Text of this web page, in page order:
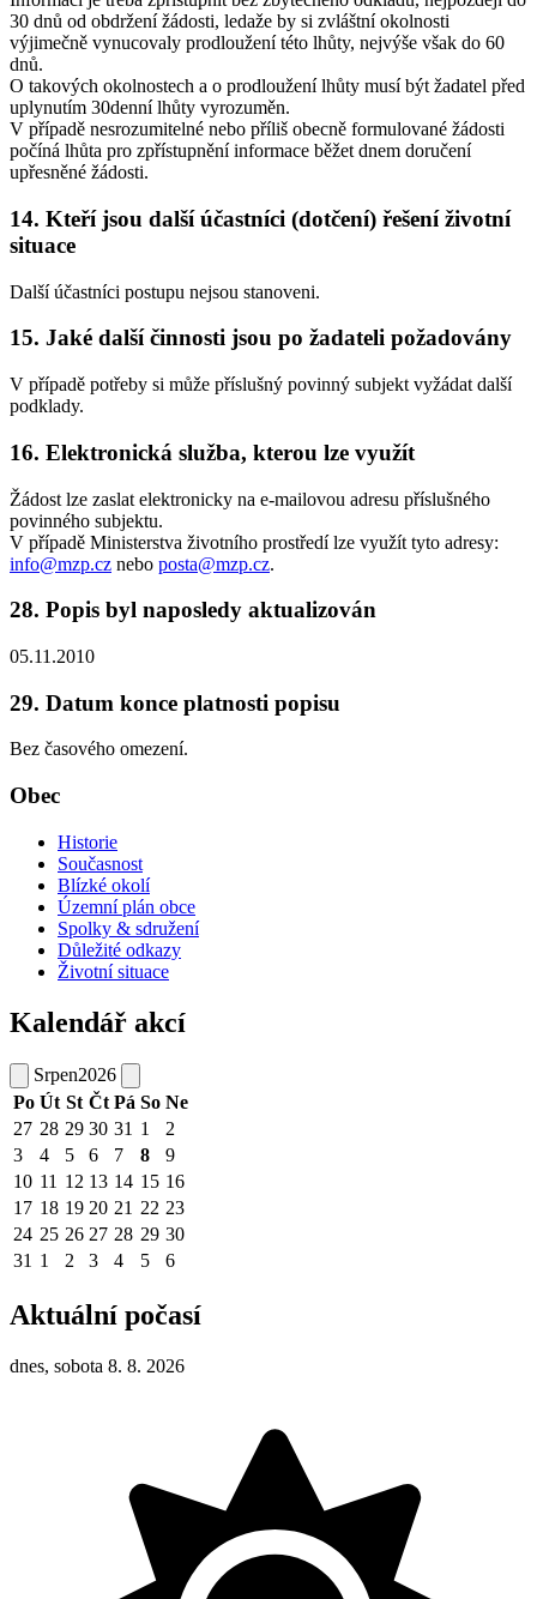
30 dnů od obdržení žádosti, ledaže by si zvláštní okolnosti
výjimečně vynucovaly prodloužení této lhůty, nejvýše však do 60
dnů.
O takových okolnostech a o prodloužení lhůty musí být žadatel před
uplynutím 30denní lhůty vyrozuměn.
V případě nesrozumitelné nebo příliš obecně formulované žádosti
počíná lhůta pro zpřístupnění informace běžet dnem doručení
upřesněné žádosti.
14. Kteří jsou další účastníci (dotčení) řešení životní
situace
Další účastníci postupu nejsou stanoveni.
15. Jaké další činnosti jsou po žadateli požadovány
V případě potřeby si může příslušný povinný subjekt vyžádat další
podklady.
16. Elektronická služba, kterou lze využít
Žádost lze zaslat elektronicky na e-mailovou adresu příslušného
povinného subjektu.
V případě Ministerstva životního prostředí lze využít tyto adresy:
info@mzp.cz nebo posta@mzp.cz.
28. Popis byl naposledy aktualizován
05.11.2010
29. Datum konce platnosti popisu
Bez časového omezení.
Obec
Historie
Současnost
Blízké okolí
Územní plán obce
Spolky & sdružení
Důležité odkazy
Životní situace
Kalendář akcí
Srpen2026
Po Út St Čt Pá So Ne
27 28 29 30 31 1
2
3
4 5 6 7 8
9
10 11 12 13 14 15 16
17 18 19 20 21 22 23
24 25 26 27 28 29 30
31 1 2 3 4 5 6
Aktuální počasí
dnes, sobota 8. 8. 2026